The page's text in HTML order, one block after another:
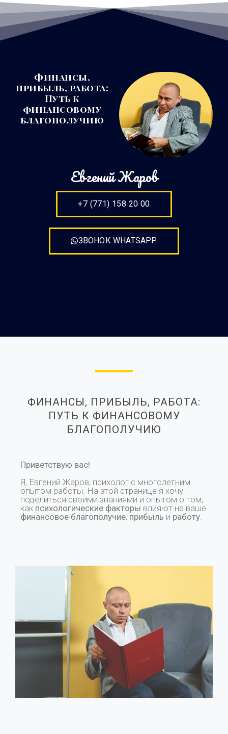
Финансы,
прибыль, работа:
Путь к
финансовому
благополучию
Евгений Жаров
+7 (771) 158 20 00
ЗВОНОК WHATSAPP
ФИНАНСЫ, ПРИБЫЛЬ, РАБОТА:
ПУТЬ К ФИНАНСОВОМУ
БЛАГОПОЛУЧИЮ
Приветствую вас!
Я, Евгений Жаров, психолог с многолетним
опытом работы. На этой странице я хочу
поделиться своими знаниями и опытом о том,
как психологические факторы влияют на ваше
финансовое благополучие, прибыль и работу.